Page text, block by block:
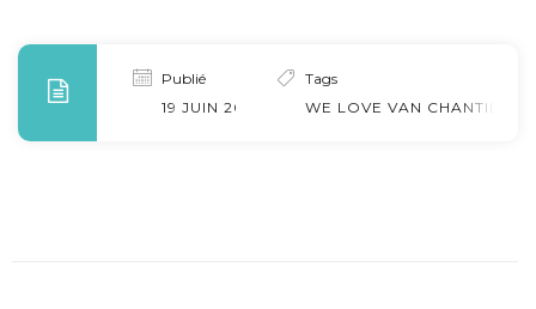
Publié
19 JUIN 2024
Tags
WE LOVE VAN CHANTILLY